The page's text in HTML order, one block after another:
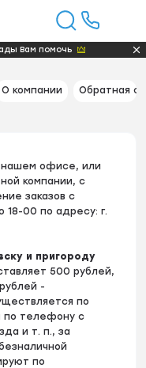
Вам помочь
О компании Обратная
нашем офисе, или
компании, с
заказов с
18-00 по адресу: г.
и пригороду
500 рублей,
-
по
по телефону с
и т. п., за
по